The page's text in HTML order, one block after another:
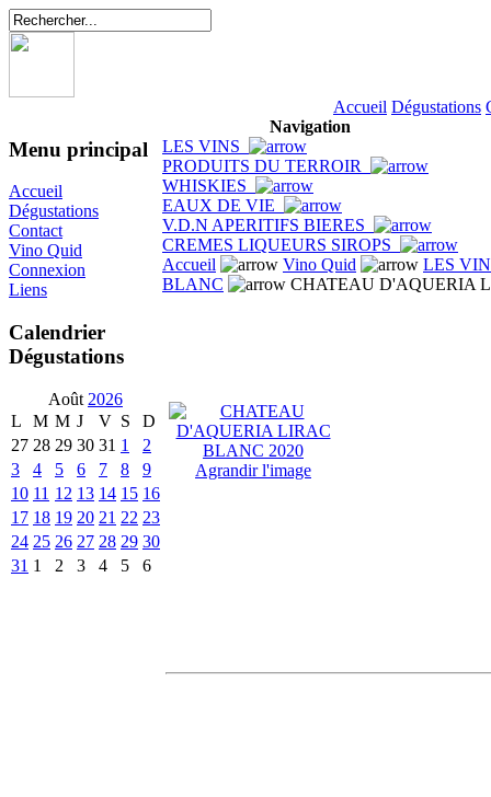
Accueil Dégustations
Menu principal
Accueil
Dégustations
Contact
Vino Quid
Connexion
Liens
Calendrier
Dégustations
Août 2026
L
M M J V S
D
27 28 29 30 31 1
2
3
4 5 6 7 8
9
10 11 12 13 14 15 16
17 18 19 20 21 22 23
24 25 26 27 28 29 30
31 1 2 3 4 5 6
Navigation
LES VINS
PRODUITS DU TERROIR
WHISKIES
EAUX DE VIE
V.D.N APERITIFS BIERES
CREMES LIQUEURS SIROPS
Accueil
Vino Quid
LES
BLANC
CHATEAU D'AQUERIA
Agrandir l'image